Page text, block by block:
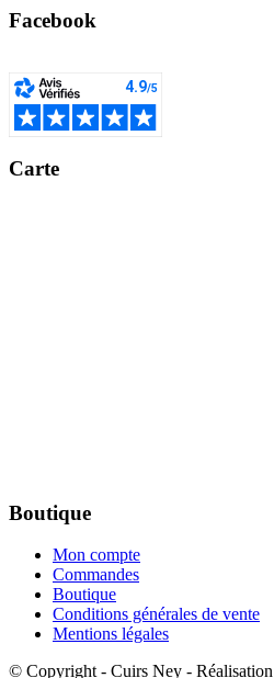
Facebook
Carte
Boutique
Mon compte
Commandes
Boutique
Conditions générales de vente
Mentions légales
© Copyright - Cuirs Ney - Réalisation